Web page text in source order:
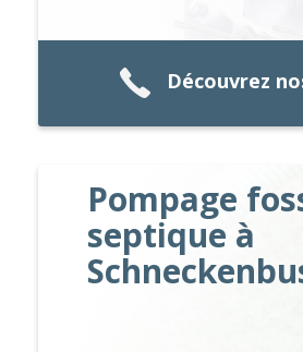
Découvrez
Pompage
septique à